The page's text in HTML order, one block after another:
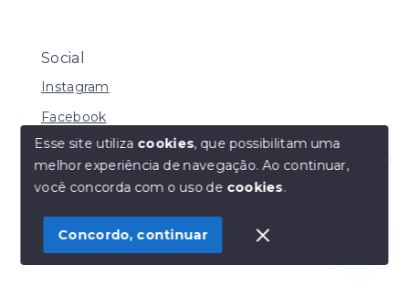
Olá! Estamos disponíveis para te ajudar.
Social
Instagram
Facebook
© Copyright 2026 - Henrique Imoveis - Todos os
SITE PARA IMOBILIARIA
Esse site utiliza cookies, que possibilitam uma
melhor experiência de navegação.Ao continuar,
você concorda com o uso de cookies.
Concordo, continuar